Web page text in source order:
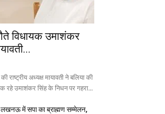
विधायक उमाशंकर
राष्ट्रीय अध्यक्ष मायावती ने बलिया की
रहे उमाशंकर सिंह के निधन पर गहरा...
में सपा का ब्राह्मण सम्मेलन,